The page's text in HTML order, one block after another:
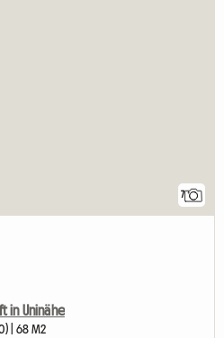
7
in Uninähe
| 68 M2